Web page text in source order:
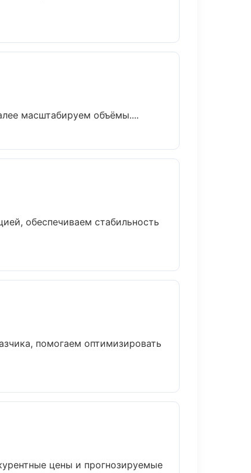
масштабируем объёмы....
обеспечиваем стабильность
помогаем оптимизировать
цены и прогнозируемые